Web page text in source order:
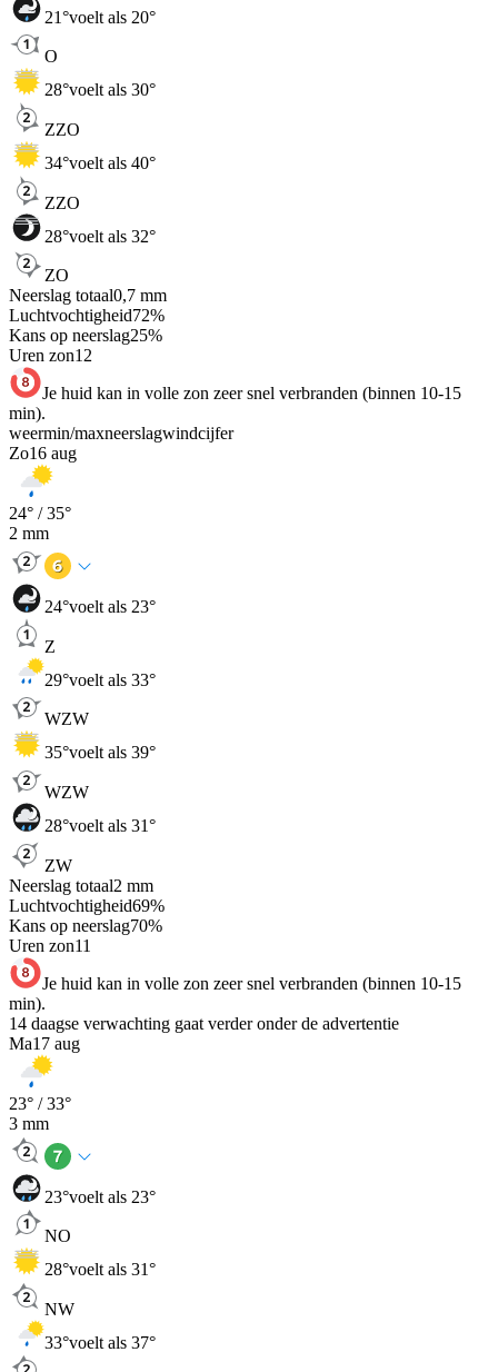
21°voelt als 20°
O
28°voelt als 30°
ZZO
34°voelt als 40°
ZZO
28°voelt als 32°
ZO
Neerslag totaal0,7 mm
Luchtvochtigheid72%
Kans op neerslag25%
Uren zon12
Je huid kan in volle zon zeer snel verbranden (binnen 10-15
min).
weermin/maxneerslagwindcijfer
Zo16 aug
24° /35°
2 mm
24°voelt als 23°
Z
29°voelt als 33°
WZW
35°voelt als 39°
WZW
28°voelt als 31°
ZW
Neerslag totaal2 mm
Luchtvochtigheid69%
Kans op neerslag70%
Uren zon11
Je huid kan in volle zon zeer snel verbranden (binnen 10-15
min).
14 daagse verwachting gaat verder onder de advertentie
Ma17 aug
23° /33°
3 mm
23°voelt als 23°
NO
28°voelt als 31°
NW
33°voelt als 37°